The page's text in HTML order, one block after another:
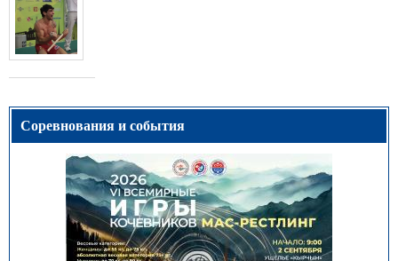
Соревнования и события